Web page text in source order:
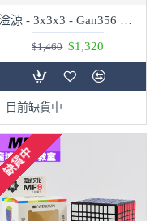
淦源 - 3x3x3 - Gan356 X - 彩色(一般版) - 贈10ml小丸油
$1,320
$1,460
目前缺貨中
缺貨中